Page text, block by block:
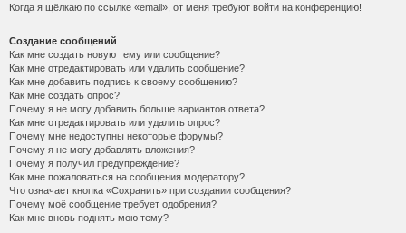
Когда я щёлкаю по ссылке «email», от меня требуют войти на конференцию!
Создание сообщений
Как мне создать новую тему или сообщение?
Как мне отредактировать или удалить сообщение?
Как мне добавить подпись к своему сообщению?
Как мне создать опрос?
Почему я не могу добавить больше вариантов ответа?
Как мне отредактировать или удалить опрос?
Почему мне недоступны некоторые форумы?
Почему я не могу добавлять вложения?
Почему я получил предупреждение?
Как мне пожаловаться на сообщения модератору?
Что означает кнопка «Сохранить» при создании сообщения?
Почему моё сообщение требует одобрения?
Как мне вновь поднять мою тему?